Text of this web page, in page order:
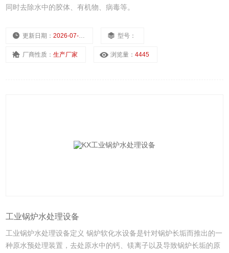
同时去除水中的胶体、有机物、病毒等。
更新日期：2026-07-09 型号：
厂商性质：生产厂家 浏览量：4445
工业锅炉水处理设备
工业锅炉水处理设备定义 锅炉软化水设备是针对锅炉长垢而推出的一
种原水预处理装置，去处原水中的钙、镁离子以及导致锅炉长垢的原